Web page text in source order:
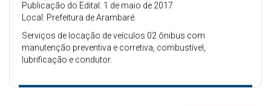
Publicação do Edital: 1 de maio de 2017
Local: Prefeitura de Arambaré.
Serviços de locação de veículos 02 ônibus com
manutenção preventiva e corretiva, combustível,
lubrificação e condutor.